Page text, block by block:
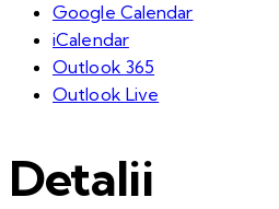
Google Calendar
iCalendar
Outlook 365
Outlook Live
Detalii